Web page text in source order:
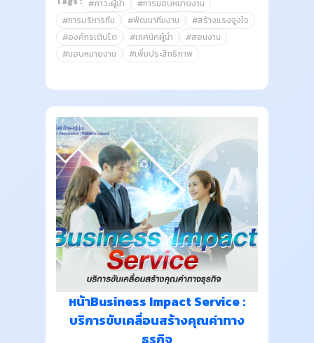
#ภาวะผู้นำ
#การมอบหมายงาน
#การบริหารทีม
#พัฒนาทีมงาน
#สร้างแรงจูงใจ
#องค์กรเติบโต
#เทคนิคผู้นำ
#สอนงาน
#มอบหมายงาน
#เพิ่มประสิทธิภาพ
หน้าBusiness Impact Service :
บริการขับเคลื่อนสร้างคุณค่าทาง
ธุรกิจ